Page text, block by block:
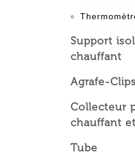
Support
chauffant
Agrafe-Clips
Collecteur
chauffant
Tube